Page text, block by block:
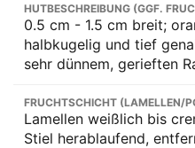
HUTBESCHREIBUNG (GGF.
0.5 cm - 1.5 cm breit;
halbkugelig und tief
sehr dünnem, gerieften
FRUCHTSCHICHT (LAMELLEN/
Lamellen weißlich bis
Stiel herablaufend,